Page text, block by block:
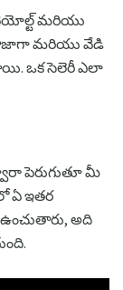
మరియు
మరియు వేడి
ఒక సెలెరీ ఎలా
పెరుగుతూ మీ
ఏ ఇతర
అది